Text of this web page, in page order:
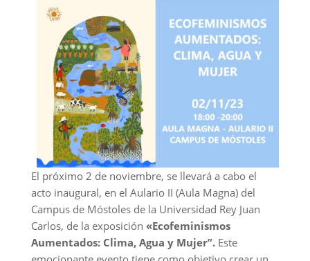
El próximo 2 de noviembre, se llevará a cabo el
acto inaugural, en el Aulario II (Aula Magna) del
Campus de Móstoles de la Universidad Rey Juan
Carlos, de la exposición «Ecofeminismos
Aumentados: Clima, Agua y Mujer”.Este